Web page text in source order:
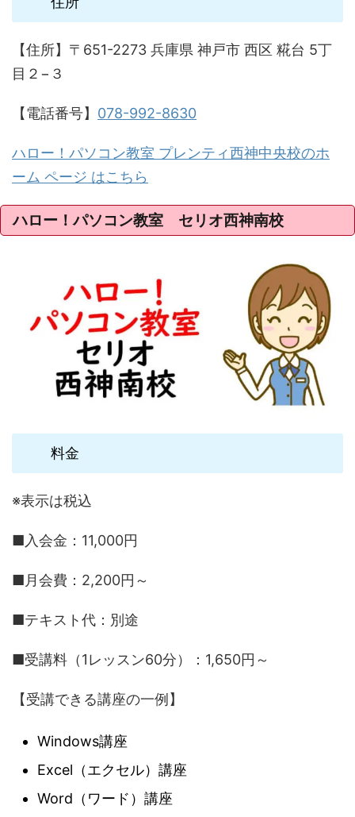
【住所】〒651-2273 兵庫県 神戸市 西区 糀台 5丁
目２−３
【電話番号】 078-992-8630
ハロー！パソコン教室 プレンティ西神中央校のホ
ーム ページ はこちら
ハロー！パソコン教室 セリオ西神南校
料金
※表示は税込
■入会金：11,000円
■月会費：2,200円～
■テキスト代：別途
■受講料（1レッスン60分）：1,650円～
【受講できる講座の一例】
Windows講座
Excel（エクセル）講座
Word（ワード）講座